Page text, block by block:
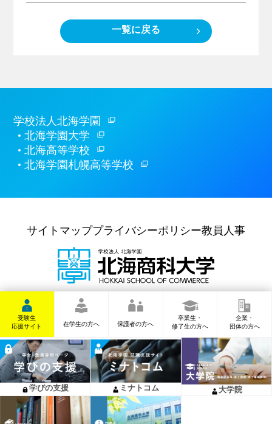
受験生
応援サイト
在学生の方へ 保護者の方へ
卒業生・
修了生の方へ
企業・
団体の方へ
学びの支援 ミナトコム 大学院
一覧に戻る
学校法人北海学園
北海学園大学
北海高等学校
北海学園札幌高等学校
サイトマッププライバシーポリシー教員人事
〒062-8607 札幌市豊平区
(011)841-1161
Copyright © 北海商科大学 All Rights Reserved.